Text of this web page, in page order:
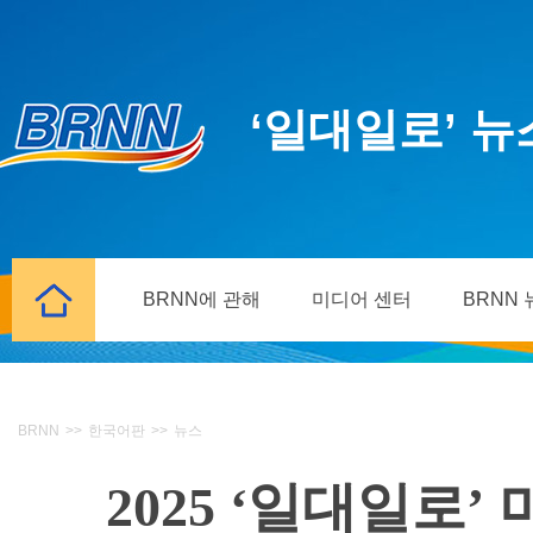
‘일대일로’
BRNN에 관해 미디어 센터 BRNN
BRNN >> 한국어판 >> 뉴스
2025 ‘일대일로’